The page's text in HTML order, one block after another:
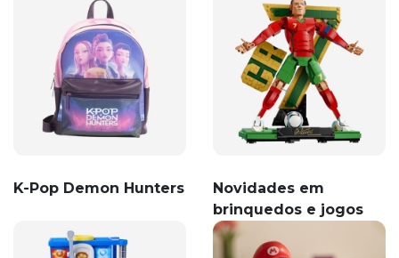
K-Pop Demon Hunters
Novidades em
brinquedos e jogos